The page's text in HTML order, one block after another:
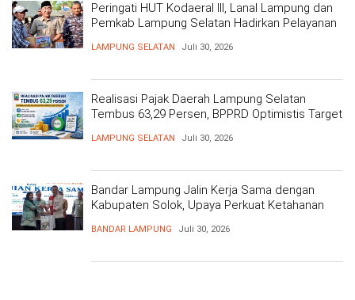
Peringati HUT Kodaeral III, Lanal Lampung dan
Pemkab Lampung Selatan Hadirkan Pelayanan
LAMPUNG SELATAN Juli 30, 2026
Realisasi Pajak Daerah Lampung Selatan
Tembus 63,29 Persen, BPPRD Optimistis Target
LAMPUNG SELATAN Juli 30, 2026
Bandar Lampung Jalin Kerja Sama dengan
Kabupaten Solok, Upaya Perkuat Ketahanan
BANDAR LAMPUNG Juli 30, 2026